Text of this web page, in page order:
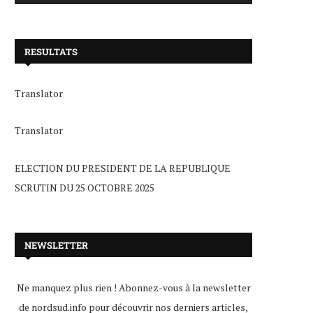
RESULTATS
Translator
Translator
ELECTION DU PRESIDENT DE LA REPUBLIQUE
SCRUTIN DU 25 OCTOBRE 2025
NEWSLETTER
Ne manquez plus rien ! Abonnez-vous à la newsletter
de nordsud.info pour découvrir nos derniers articles,